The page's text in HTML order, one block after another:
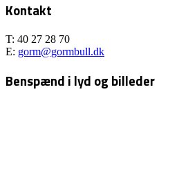
Kontakt
T: 40 27 28 70
E: gorm@gormbull.dk
Benspænd i lyd og billeder